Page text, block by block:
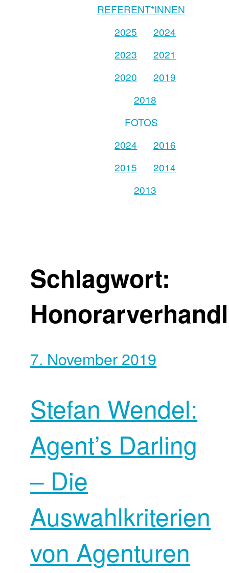
REFERENT*INNEN
2025
2024
2023
2021
2020
2019
2018
FOTOS
2024
2016
2015
2014
2013
Schlagwort:
7. November 2019
Stefan Wendel:
Agent’s Darling
– Die
Auswahlkriterien
von Agenturen